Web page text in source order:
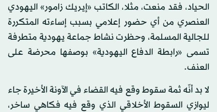
الحياد، فقد منعت، مثلا، الكاتب «إيريك زامور» اليهودي
العنصري من أي حضور إعلامي بسبب إساءته المتكررة
للجالية المسلمة، وحظرت نشاط جماعة يهودية متطرفة
تسمى «رابطة الدفاع اليهودية» بوصفها محرضة على
العنف.
لا بد أنّه ثمة سقوط وقع فيه القضاء في الآونة الأخيرة جاء
ليوازي السقوط الأخلاقي الذي وقع فيه فكاهي ساخر،